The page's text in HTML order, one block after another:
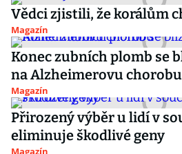
Vědci zjistili, že korálům
Magazín
Konec zubních plomb se
na Alzheimerovu chorobu
Magazín
Přirozený výběr u lidí v
eliminuje škodlivé geny
Magazín